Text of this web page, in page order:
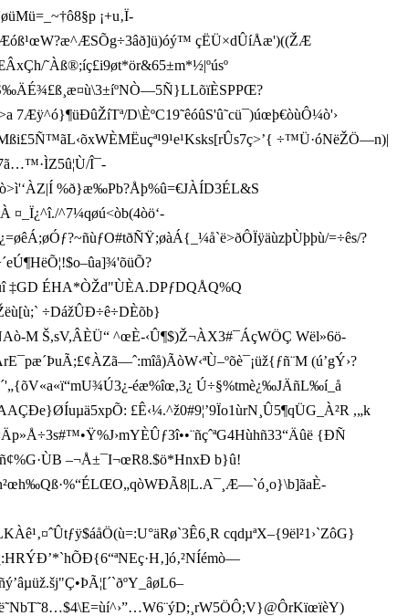
¡+u‚Ï-
æ^ÆSÕg÷3â ð]ü)óý™ çËÜ×dÛíÅæ')((ŽÆ
˜Àß®;íç£i9øt*ör&65±m*½ |ºúsº
 Š‰ÄÉ¾£ß¸æ¤ù\3­±íºNÒ—5Ñ}LLõïÈSPPŒ?
7Æÿ^ó}¶üÐûŽíTª/D\ÈºC19˜êóûS'û˜cü¯)úœþ€òùÔ¼ò'›
WÈMËuçª¹9¹e¹Ksks[rÛs7ç>’{ ÷™Ü·óNëŽÖ —n)|
Î¯-
%ð}æ‰Pb?Åþ%û=€JÀÍD3ÉL&S
¤_Ï¿^î./^7¼qøú<òb(4òö‘­
ÏÿäùzþÙþþù/=÷ês/?
ÉHA*ÒŽ d" ÙÈA.DPƒDQ ÅQ%Q
;` ÷DážÛÐ÷ê÷DÈõb}
^ œÈ-‹Û¶$)Ž¬ÀX3#¯ÁçWÖÇ Wël»6ö-
Ã;£¢ÀZã—ˆ:mîå)ÃòW‹ªÙ– ºõè¯¡üž{ƒñ¨M (ú’gÝ›?
éæ%îœ,3¿ Ú÷§%tmè¿‰JÄñL‰í_å
£Ê‹¼.^ž0#9¦’9Ïo1ùrN¸Û5¶qÜG_À²R ,„k
{ÐÑ
–¬Å±¯I¬œR8.$ö*HnxÐ b}û!
òWÐÃ8|L.A¯¸Æ—`ó¸o}\b]ãaÈ­
Ûtƒÿ$áåÖ(ù=:U°äRø`3Ê6¸R cqdµªX–{9ël²1›`ZôG}
NEç·H‚]ó‚²NÍémò—